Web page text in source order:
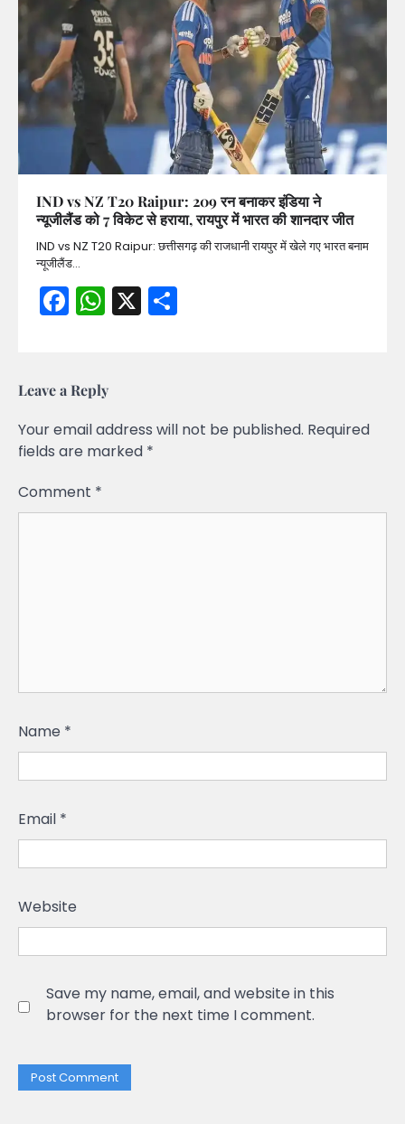
IND vs NZ T20 Raipur: 209 रन बनाकर इंडिया ने
न्यूजीलैंड को 7 विकेट से हराया, रायपुर में भारत की शानदार जीत
IND vs NZ T20 Raipur: छत्तीसगढ़ की राजधानी रायपुर में खेले गए भारत बनाम
न्यूजीलैंड…
Facebook
WhatsApp
X
Leave a Reply
Your email address will not be published. Required
fields are marked *
Comment *
Name *
Email *
Website
Save my name, email, and website in this
browser for the next time I comment.